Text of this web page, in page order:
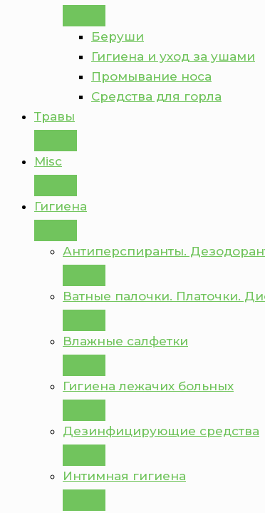
Беруши
Гигиена и уход за ушами
Промывание носа
Средства для горла
Травы
Misc
Гигиена
Антиперспиранты.
Ватные палочки. Платочки.
Влажные салфетки
Гигиена лежачих больных
Дезинфицирующие средства
Интимная гигиена